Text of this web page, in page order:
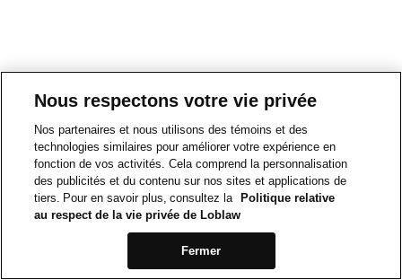
Nous respectons votre vie privée
Nos partenaires et nous utilisons des témoins et des
technologies similaires pour améliorer votre expérience en
fonction de vos activités. Cela comprend la personnalisation
des publicités et du contenu sur nos sites et applications de
tiers. Pour en savoir plus, consultez la
Politique relative
au respect de la vie privée de Loblaw
Fermer